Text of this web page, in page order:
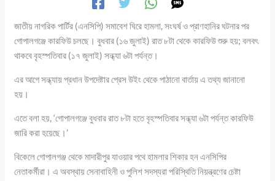
জাতীয় নাগরিক পার্টির (এনসিপি) সমাবেশ ঘিরে হামলা, সংঘর্ষ ও প্রাণহানির ঘটনার পর
গোপালগঞ্জে কারফিউ চলছে। বুধবার (১৬ জুলাই) রাত ৮টা থেকে কারফিউ শুরু হয়; বলবৎ
থাকবে বৃহস্পতিবার (১৭ জুলাই) সন্ধ্যা ৬টা পর্যন্ত।
এর আগে সন্ধ্যায় প্রধান উপদেষ্টার প্রেস উইং থেকে পাঠানো বার্তায় এ তথ্য জানানো
হয়।
এতে বলা হয়, ‘গোপালগঞ্জে বুধবার রাত ৮টা হতে বৃহস্পতিবার সন্ধ্যা ৬টা পর্যন্ত কারফিউ
জারি করা হয়েছে।’
বিকেলে গোপালগঞ্জ থেকে মাদারীপুর যাওয়ার পথে হামলার শিকার হন এনসিপির
নেতাকর্মীরা। এ অবস্থায় সেনাবাহিনী ও পুলিশ সদস্যরা পরিস্থিতি নিয়ন্ত্রণের চেষ্টা